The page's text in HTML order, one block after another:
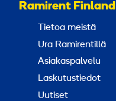
Ramirent Finland
Tietoa meistä
Ura Ramirentillä
Asiakaspalvelu
Laskutustiedot
Uutiset